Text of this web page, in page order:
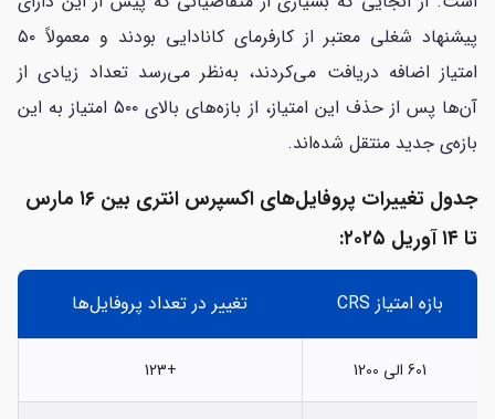
پیشنهاد شغلی معتبر از کارفرمای کانادایی بودند و معمولاً ۵۰
امتیاز اضافه دریافت می‌کردند، به‌نظر می‌رسد تعداد زیادی از
آن‌ها پس از حذف این امتیاز، از بازه‌های بالای ۵۰۰ امتیاز به این
بازه‌ی جدید منتقل شده‌اند.
جدول تغییرات پروفایل‌های اکسپرس انتری بین ۱۶ مارس
تا ۱۴ آوریل ۲۰۲۵:
بازه امتیاز CRS تغییر در تعداد پروفایل‌ها
601 الی 1200 +123